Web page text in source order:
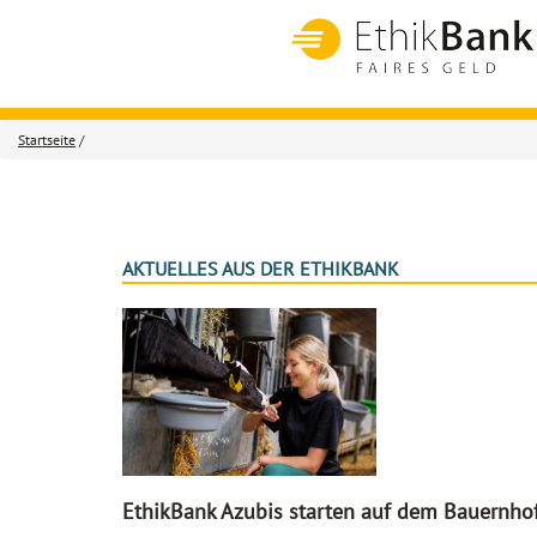
Startseite /
AKTUELLES AUS DER ETHIKBANK
EthikBank Azubis starten auf dem